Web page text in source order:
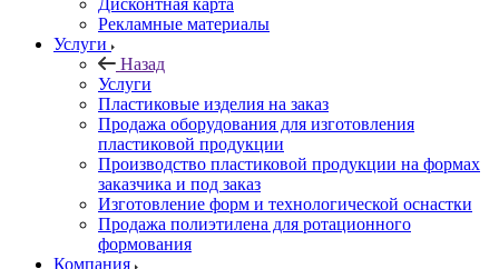
Дисконтная карта
Рекламные материалы
Услуги
Назад
Услуги
Пластиковые изделия на заказ
Продажа оборудования для изготовления
пластиковой продукции
Производство пластиковой продукции на формах
заказчика и под заказ
Изготовление форм и технологической оснастки
Продажа полиэтилена для ротационного
формования
Компания